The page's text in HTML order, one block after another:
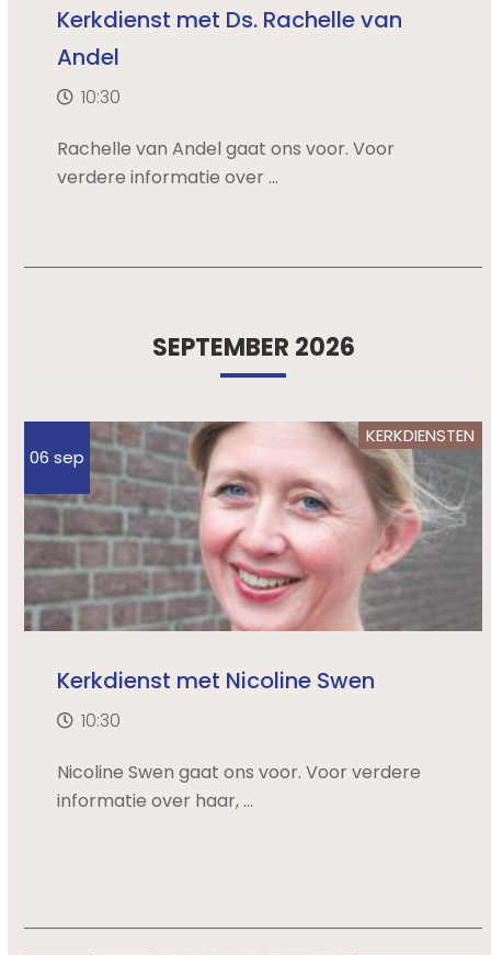
Kerkdienst met Ds. Rachelle van
Andel
10:30
Rachelle van Andel gaat ons voor. Voor
verdere informatie over ...
SEPTEMBER 2026
06 sep
KERKDIENSTEN
Kerkdienst met Nicoline Swen
10:30
Nicoline Swen gaat ons voor. Voor verdere
informatie over haar, ...